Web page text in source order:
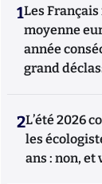
1Les
moyenne
année
grand
2L’été 2026
les
ans : non,